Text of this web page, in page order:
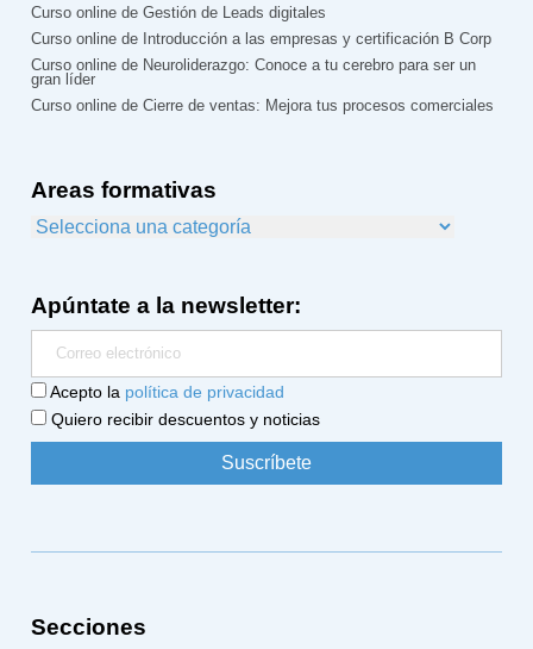
Curso online de Gestión de Leads digitales
Curso online de Introducción a las empresas y certificación B Corp
Curso online de Neuroliderazgo: Conoce a tu cerebro para ser un
gran líder
Curso online de Cierre de ventas: Mejora tus procesos comerciales
Areas formativas
Apúntate a la newsletter:
Acepto la política de privacidad
Quiero recibir descuentos y noticias
Secciones